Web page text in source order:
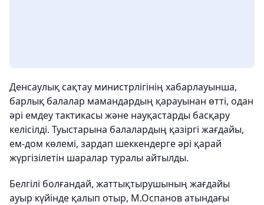
Денсаулық сақтау министрлігінің хабарлауынша,
барлық балалар мамандардың қарауынан өтті, одан
әрі емдеу тактикасы және науқастарды басқару
келісілді. Туыстарына балалардың қазіргі жағдайы,
ем-дом көлемі, зардап шеккендерге әрі қарай
жүргізілетін шаралар туралы айтылды.
Белгілі болғандай, жаттықтырушының жағдайы
ауыр күйінде қалып отыр, М.Оспанов атындағы